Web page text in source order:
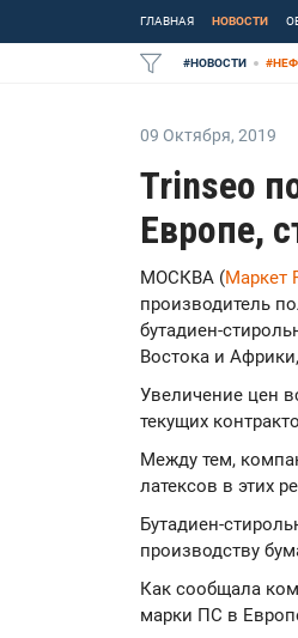
ГЛАВНАЯ НОВОСТИ
#НОВОСТИ #
09 Октября, 2019
Trinseo
Европе,
МОСКВА (Маркет
производитель
бутадиен-
Востока и
Увеличение цен
текущих
Между тем,
латексов в этих
Бутадиен-
производству
Как сообщала
марки ПС в